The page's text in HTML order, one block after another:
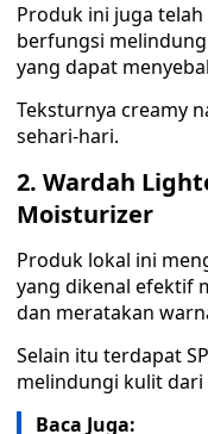
Produk ini juga telah
berfungsi
yang dapat
Teksturnya creamy
sehari-hari.
2. Wardah
Moisturizer
Produk lokal ini
yang dikenal efektif
dan meratakan
Selain itu terdapat
melindungi kulit
Baca Juga: